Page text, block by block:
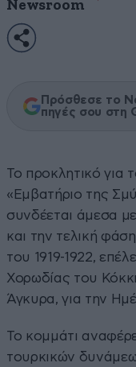
Newsroom
Πρόσθεσε το
πηγές σου στη
Το προκλητικό για
«Εμβατήριο της
συνδέεται άμεσα
και την τελική
του 1919-1922,
Χορωδίας του
Άγκυρα, για την
Το κομμάτι
τουρκικών